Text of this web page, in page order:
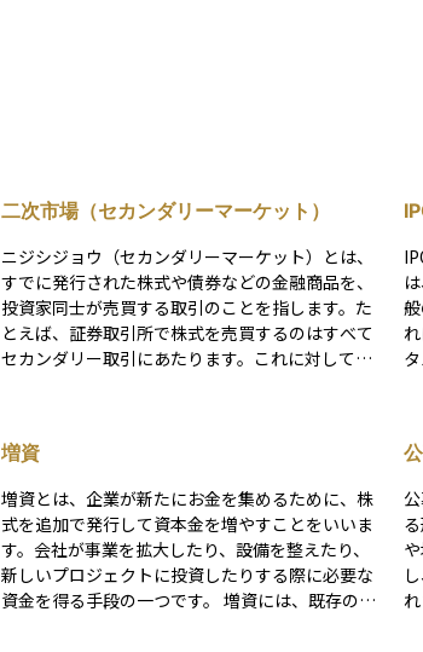
二次市場（セカンダリーマーケット）
ニジシジョウ（セカンダリーマーケット）とは、
すでに発行された株式や債券などの金融商品を、
投資家同士が売買する取引のことを指します。た
とえば、証券取引所で株式を売買するのはすべて
セカンダリー取引にあたります。これに対して、
できる流動性を確保する重要な役割を果たしてい
ます。資産運用においては、こうした市場の動き
や流動性を理解することが、適切な投資判断を行
ううえで大切です。
られま
増資
増資とは、企業が新たにお金を集めるために、株
式を追加で発行して資本金を増やすことをいいま
す。会社が事業を拡大したり、設備を整えたり、
新しいプロジェクトに投資したりする際に必要な
資金を得る手段の一つです。 増資には、既存の株